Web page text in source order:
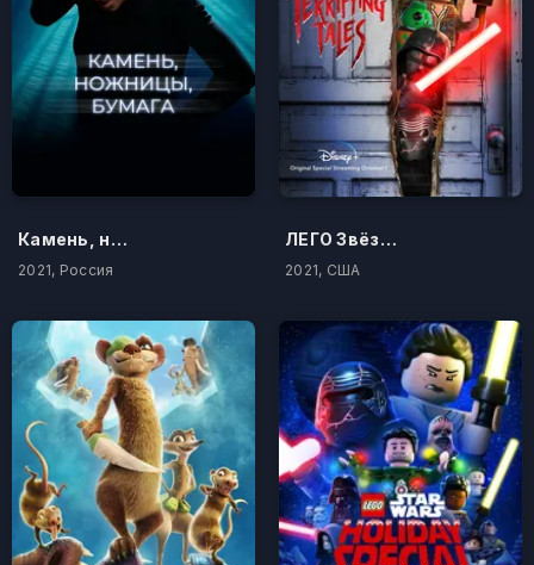
Камень, ножницы, бумага
2021, Россия
ЛЕГО Звёздные войны: Ужасающие сказки
2021, США